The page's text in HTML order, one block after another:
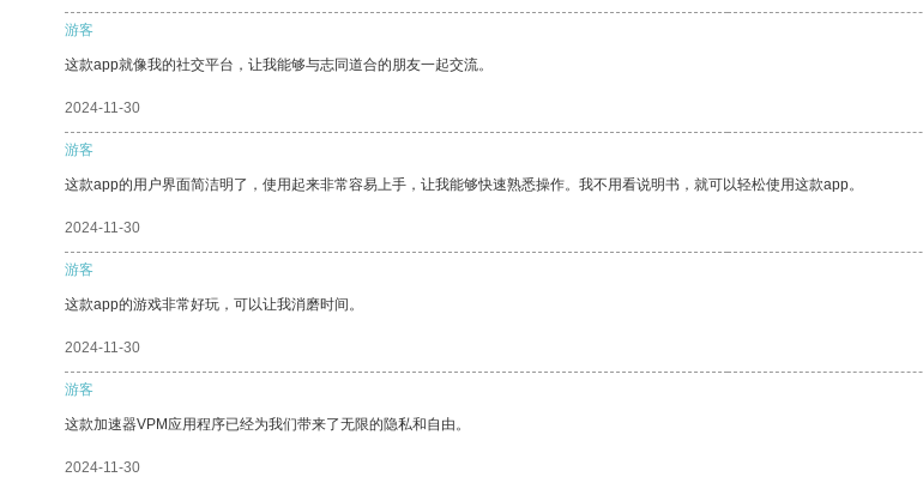
游客
这款app就像我的社交平台，让我能够与志同道合的朋友一起交流。
2024-11-30
游客
这款app的用户界面简洁明了，使用起来非常容易上手，让我能够快速熟悉操作。我不用看说明书，就可以轻松使用这款app。
2024-11-30
游客
这款app的游戏非常好玩，可以让我消磨时间。
2024-11-30
游客
这款加速器VPM应用程序已经为我们带来了无限的隐私和自由。
2024-11-30